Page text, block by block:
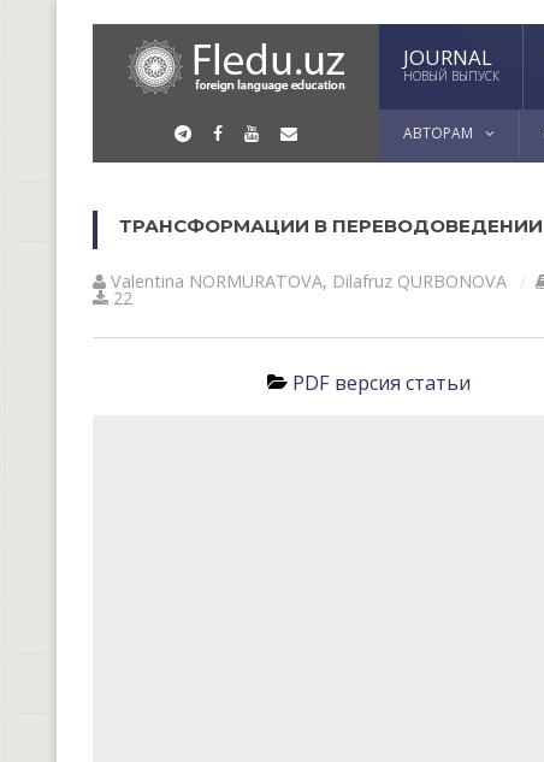
JOURNAL
НОВЫЙ ВЫПУСК
АВТОРАМ
ТРАНСФОРМАЦИИ В ПЕРЕВОДОВЕДЕНИИ
Valentina NORMURАTOVА, Dilafruz QURBONOVA
22
PDF версия статьи